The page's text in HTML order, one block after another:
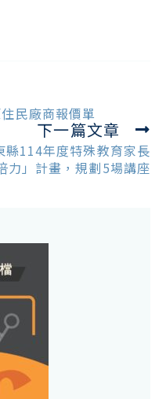
民廠商報價單
下一篇文章
縣114年度特殊教育家長
力」計畫，規劃5場講座